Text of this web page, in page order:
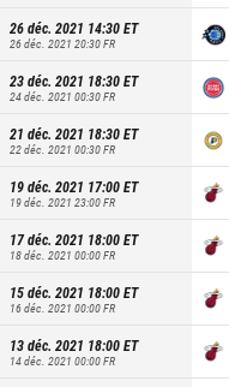
26 déc. 2021 14:30ET
26 déc. 2021 20:30FR
23 déc. 2021 18:30ET
24 déc. 2021 00:30FR
21 déc. 2021 18:30ET
22 déc. 2021 00:30FR
19 déc. 2021 17:00ET
19 déc. 2021 23:00FR
17 déc. 2021 18:00ET
18 déc. 2021 00:00FR
15 déc. 2021 18:00ET
16 déc. 2021 00:00FR
13 déc. 2021 18:00ET
14 déc. 2021 00:00FR